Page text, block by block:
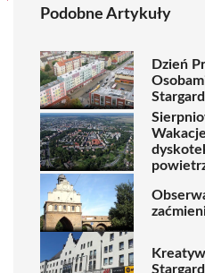
Podobne Artykuły
Dzień